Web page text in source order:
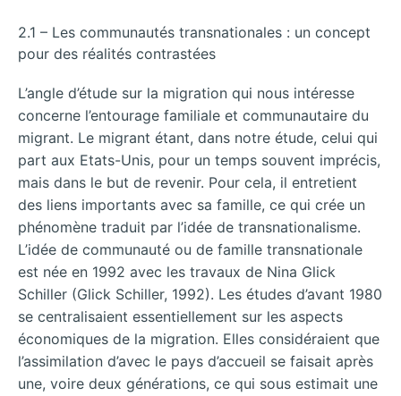
2.1 – Les communautés transnationales : un concept
pour des réalités contrastées
L’angle d’étude sur la migration qui nous intéresse
concerne l’entourage familiale et communautaire du
migrant. Le migrant étant, dans notre étude, celui qui
part aux Etats-Unis, pour un temps souvent imprécis,
mais dans le but de revenir. Pour cela, il entretient
des liens importants avec sa famille, ce qui crée un
phénomène traduit par l’idée de transnationalisme.
L’idée de communauté ou de famille transnationale
est née en 1992 avec les travaux de Nina Glick
Schiller (Glick Schiller, 1992). Les études d’avant 1980
se centralisaient essentiellement sur les aspects
économiques de la migration. Elles considéraient que
l’assimilation d’avec le pays d’accueil se faisait après
une, voire deux générations, ce qui sous estimait une